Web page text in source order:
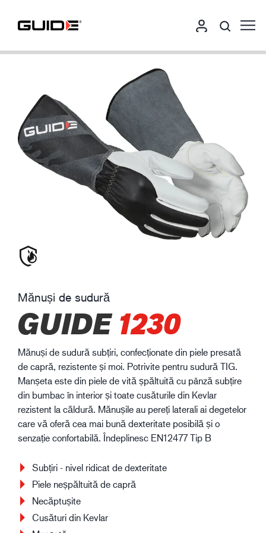
Mănuși de sudură
GUIDE1230
Mănuși de sudură subțiri, confecționate din piele presată
de capră, rezistente și moi. Potrivite pentru sudură TIG.
Manșeta este din piele de vită șpăltuită cu pânză subțire
din bumbac în interior și toate cusăturile din Kevlar
rezistent la căldură. Mănușile au pereți laterali ai degetelor
care vă oferă cea mai bună dexteritate posibilă și o
senzație confortabilă. Îndeplinesc EN12477 Tip B
Subțiri - nivel ridicat de dexteritate
Piele neșpăltuită de capră
Necăptușite
Cusături din Kevlar